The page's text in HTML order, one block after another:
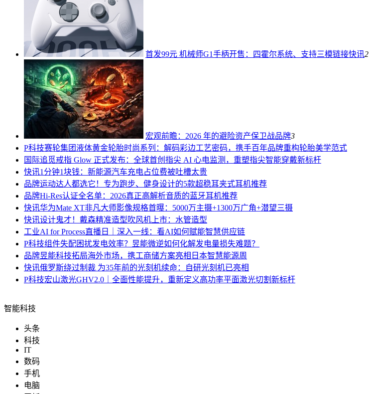
首发99元 机械师G1手柄开售：四霍尔系统、支持三模链接快讯2
宏观前瞻：2026 年的避险资产保卫战品牌3
P科技赛轮集团液体黄金轮胎时尚系列：解码彩边工艺密码，携手百年品牌重构轮胎美学范式
国际追觅戒指 Glow 正式发布：全球首创指尖 AI 心电监测，重塑指尖智能穿戴新标杆
快讯1分钟1块钱：新能源汽车充电占位费被吐槽太贵
品牌运动达人都选它！专为跑步、健身设计的5款超稳耳夹式耳机推荐
品牌Hi-Res认证全名单：2026真正高解析音质的蓝牙耳机推荐
快讯华为Mate XT非凡大师影像规格首曝：5000万主摄+1300万广角+潜望三摄
快讯设计鬼才！戴森精准造型吹风机上市：水管造型
工业AI for Process直播日｜深入一线：看AI如何赋能智慧供应链
P科技组件失配困扰发电效率？昱能微逆如何化解发电量损失难题？
品牌昱能科技拓局海外市场，携工商储方案亮相日本智慧能源周
快讯俄罗斯绕过制裁 为35年前的光刻机续命：自研光刻机已亮相
P科技宏山激光GHV2.0｜全面性能提升，重新定义高功率平面激光切割新标杆
智能科技
头条
科技
IT
数码
手机
电脑